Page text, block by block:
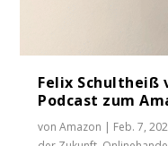
Felix Schultheiß
Podcast zum
vonAmazon | Feb. 7,